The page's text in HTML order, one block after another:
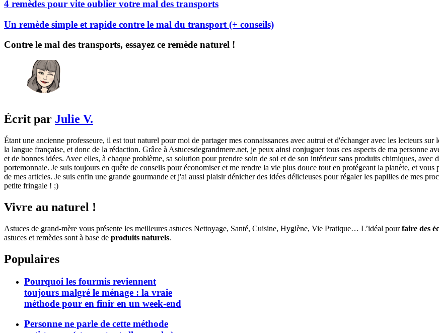
4 remèdes pour vite oublier votre mal des transports
Un remède simple et rapide contre le mal du transport (+ conseils)
Contre le mal des transports, essayez ce remède naturel !
Écrit par Julie V.
Étant une ancienne professeure, il est tout naturel pour moi de partager mes connaissances avec autrui et d'échanger avec les lecteurs sur
la langue française, et donc de la rédaction. Grâce à Astucesdegrandmere.net, je peux ainsi conjuguer tous ces aspects de ma personne
et de bonnes idées. Avec elles, à chaque problème, sa solution pour prendre soin de soi et de son intérieur sans produits chimiques, avec
portemonnaie. Je suis toujours en quête de conseils pour économiser et me rendre la vie plus douce tout en protégeant la planète, et
de mes articles. Je suis enfin une grande gourmande et j'ai aussi plaisir dénicher des idées délicieuses pour régaler les papilles de mes
petite fringale ! ;)
Vivre au naturel !
Astuces de grand-mère vous présente les meilleures astuces Nettoyage, Santé, Cuisine, Hygiène, Vie Pratique… L’idéal pourfaire des
astuces et remèdes sont à base de produits naturels.
Populaires
Pourquoi les fourmis reviennent
toujours malgré le ménage : la vraie
méthode pour en finir en un week-end
Personne ne parle de cette méthode